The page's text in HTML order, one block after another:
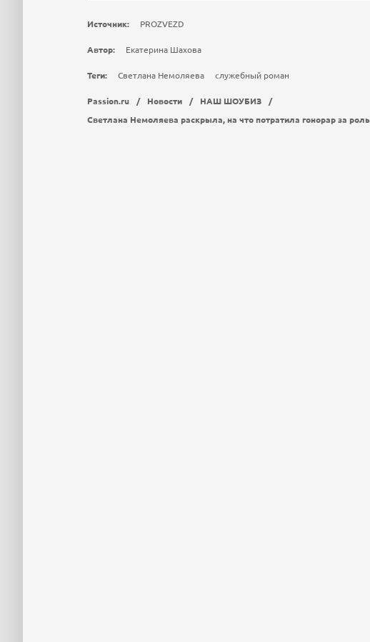
Источник: PROZVEZD
Автор: Екатерина Шахова
Теги: Светлана Немоляева служебный роман
Passion.ru / Новости / НАШ ШОУБИЗ
/
Светлана Немоляева раскрыла, на что потратила гонорар за